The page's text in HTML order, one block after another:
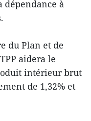
dépendance à
du Plan et de
aidera le
intérieur brut
de 1,32% et